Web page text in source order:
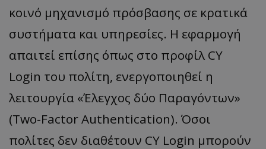
κοινό μηχανισμό πρόσβασης σε κρατικά
συστήματα και υπηρεσίες. Η εφαρμογή
απαιτεί επίσης όπως στο προφίλ CY
Login του πολίτη, ενεργοποιηθεί η
λειτουργία «Έλεγχος δύο Παραγόντων»
(Two-Factor Authentication). Όσοι
πολίτες δεν διαθέτουν CY Login μπορούν